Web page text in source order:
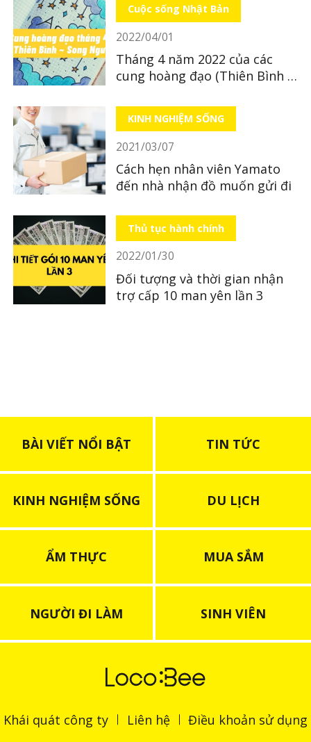
Cuộc sống Nhật Bản
2022/04/01
Tháng 4 năm 2022 của các
cung hoàng đạo (Thiên Bình ~
KINH NGHIỆM SỐNG
2021/03/07
Cách hẹn nhân viên Yamato
đến nhà nhận đồ muốn gửi đi
Thủ tục hành chính
2022/01/30
Đối tượng và thời gian nhận
trợ cấp 10 man yên lần 3
BÀI VIẾT NỔI BẬT TIN TỨC
KINH NGHIỆM SỐNG DU LỊCH
ẨM THỰC MUA SẮM
NGƯỜI ĐI LÀM SINH VIÊN
Khái quát công ty Liên hệ Điều khoản sử dụng